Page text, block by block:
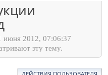
июня 2012, 07:06:37
эту тему.